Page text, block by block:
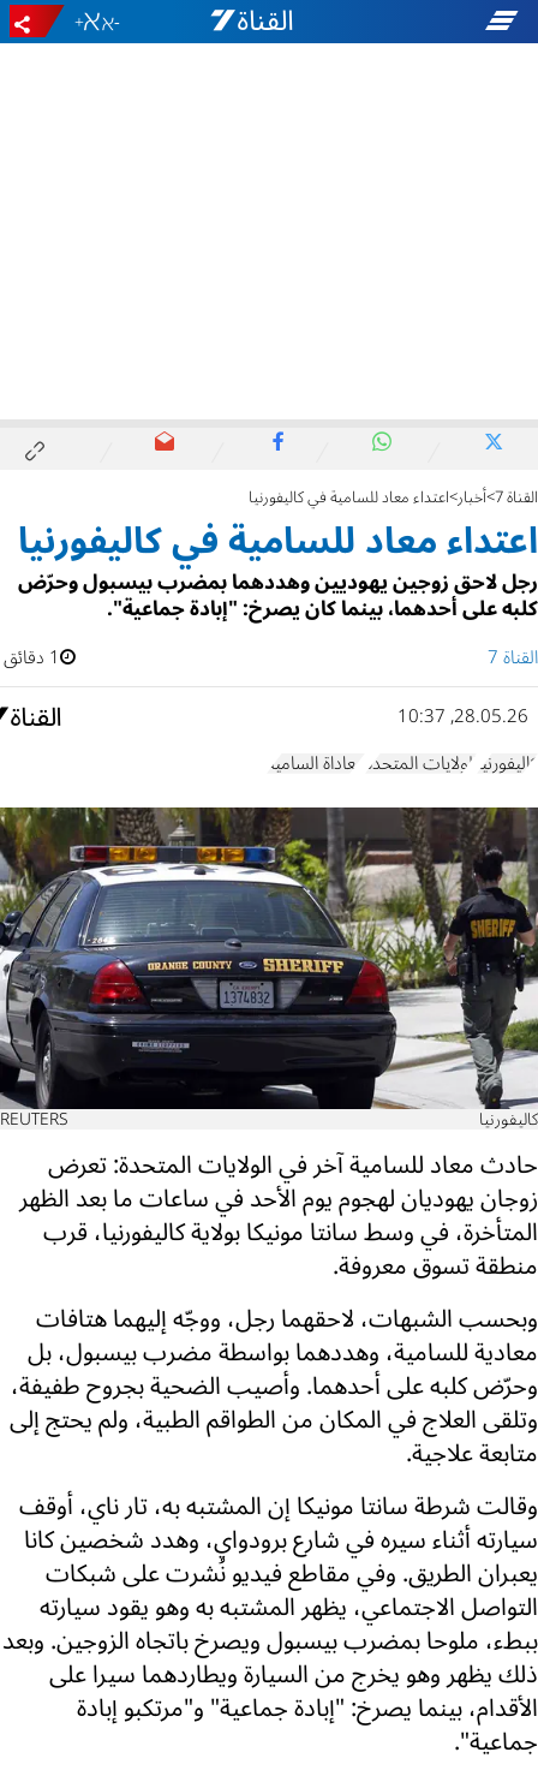
-
+
القناة 7 أخبار اعتداء معاد للسامية في كاليفورنيا
اعتداء معاد للسامية في كاليفورنيا
رجل لاحق زوجين يهوديين وهددهما بمضرب بيسبول وحرّض
كلبه على أحدهما، بينما كان يصرخ: "إبادة جماعية".
القناة 7
1 دقائق
28.05.26, 10:37
كاليفورنيا الولايات المتحدة معاداة السامية
كاليفورنيا REUTERS
حادث معاد للسامية آخر في الولايات المتحدة: تعرض
زوجان يهوديان لهجوم يوم الأحد في ساعات ما بعد الظهر
المتأخرة، في وسط سانتا مونيكا بولاية كاليفورنيا، قرب
منطقة تسوق معروفة.
وبحسب الشبهات، لاحقهما رجل، ووجّه إليهما هتافات
معادية للسامية، وهددهما بواسطة مضرب بيسبول، بل
وحرّض كلبه على أحدهما. وأصيب الضحية بجروح طفيفة،
وتلقى العلاج في المكان من الطواقم الطبية، ولم يحتج إلى
متابعة علاجية.
وقالت شرطة سانتا مونيكا إن المشتبه به، تار ناي، أوقف
سيارته أثناء سيره في شارع برودواي، وهدد شخصين كانا
يعبران الطريق. وفي مقاطع فيديو نُشرت على شبكات
التواصل الاجتماعي، يظهر المشتبه به وهو يقود سيارته
ببطء، ملوحا بمضرب بيسبول ويصرخ باتجاه الزوجين. وبعد
ذلك يظهر وهو يخرج من السيارة ويطاردهما سيرا على
الأقدام، بينما يصرخ: "إبادة جماعية" و"مرتكبو إبادة
جماعية".